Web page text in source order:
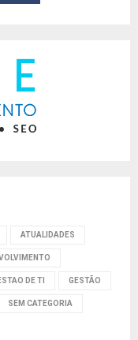
ATUALIDADES
DE TI GESTÃO
SEM CATEGORIA